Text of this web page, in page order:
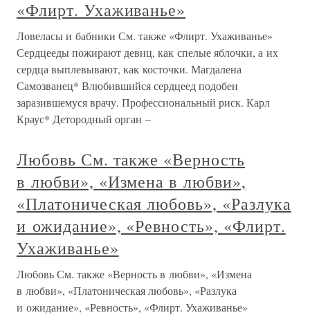
«Флирт. Ухаживанье»
Ловеласы и бабники См. также «Флирт. Ухаживанье»
Сердцееды пожирают девиц, как спелые яблочки, а их
сердца выплевывают, как косточки. Магдалена
Самозванец* Влюбившийся сердцеед подобен
заразившемуся врачу. Профессиональный риск. Карл
Краус* Детородный орган –
Любовь См. также «Верность
в любви», «Измена в любви»,
«Платоническая любовь», «Разлука
и ожидание», «Ревность», «Флирт.
Ухаживанье»
Любовь См. также «Верность в любви», «Измена
в любви», «Платоническая любовь», «Разлука
и ожидание», «Ревность», «Флирт. Ухаживанье»